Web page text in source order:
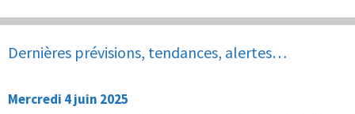
Dernières prévisions, tendances, alertes…
Mercredi 4 juin 2025